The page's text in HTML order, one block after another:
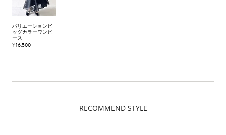
バリエーションビ
ッグカラーワンピ
ース
¥16,500
RECOMMEND STYLE